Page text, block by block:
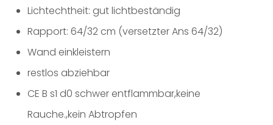
Lichtechtheit: gut lichtbeständig
Rapport: 64/32 cm (versetzter Ans 64/32)
Wand einkleistern
restlos abziehbar
CE B s1 d0 schwer entflammbar,keine
Rauche.,kein Abtropfen